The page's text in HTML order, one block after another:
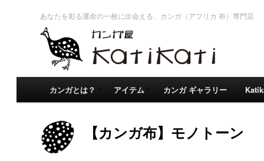
あなたを彩る運命の一枚に出会える、カンガ（アフリカ 布）専門店
カンガとは？ アイテム カンガ ギャラリー
【カンガ布】モノトーン